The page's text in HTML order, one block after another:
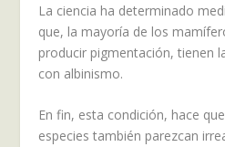
La ciencia ha determinado
que, la mayoría de los
producir pigmentación, tienen
con albinismo.
En fin, esta condición, hace
especies también parezcan